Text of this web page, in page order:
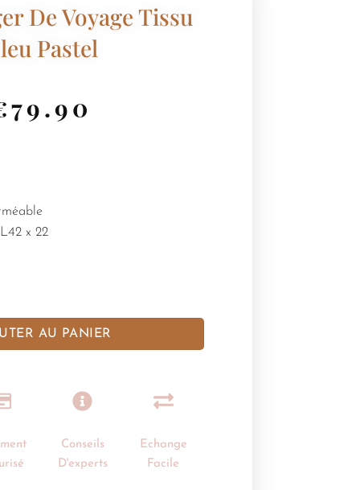
De Voyage Tissu
Pastel
79.90
x 22
AU PANIER
Conseils
D'experts
Echange
Facile